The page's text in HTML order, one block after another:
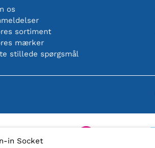
in Socket
os
sortiment
mærker
stillede spørgsmål